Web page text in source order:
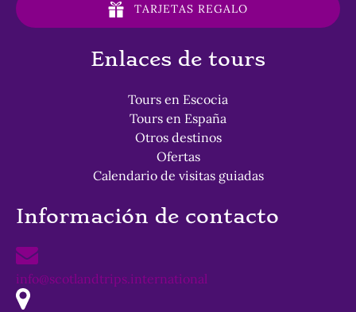
TARJETAS REGALO
Enlaces de tours
Tours en Escocia
Tours en España
Otros destinos
Ofertas
Calendario de visitas guiadas
Información de contacto
info@scotlandtrips.international